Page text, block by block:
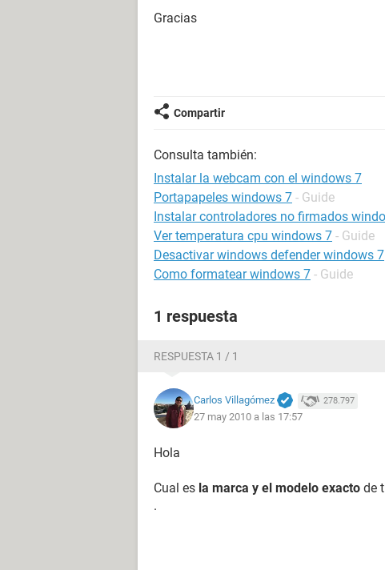
Gracias
Compartir
Consulta también:
Instalar la webcam con el windows 7
Portapapeles windows 7 - Guide
Instalar controladores no firmados
Ver temperatura cpu windows 7 - Guide
Desactivar windows defender windows 7
Como formatear windows 7 - Guide
1 respuesta
RESPUESTA 1 / 1
Carlos Villagómez 278.797
27 may 2010 a las 17:57
Hola
Cual es la marca y el modelo exacto de
.